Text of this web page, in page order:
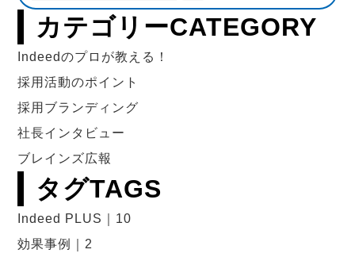
カテゴリーCATEGORY
Indeedのプロが教える！
採用活動のポイント
採用ブランディング
社長インタビュー
ブレインズ広報
タグTAGS
Indeed PLUS｜10
効果事例｜2